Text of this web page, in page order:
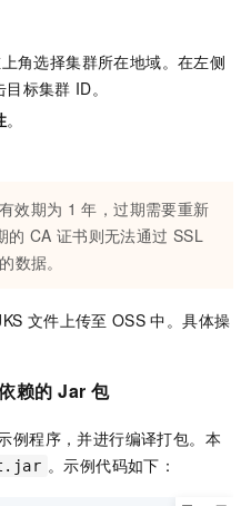
上角选择集群所在地域。在左侧
目标集群 ID。
。
效期为 1 年，过期需要重新
的 CA 证书则无法通过 SSL
的数据。
文件上传至 OSS 中。具体操
赖的 Jar 包
例程序，并进行编译打包。本
。示例代码如下：